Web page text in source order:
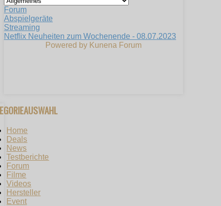
Forum
Abspielgeräte
Streaming
Netflix Neuheiten zum Wochenende - 08.07.2023
Powered by Kunena Forum
Home
Deals
News
Testberichte
Forum
Filme
Videos
Hersteller
Event